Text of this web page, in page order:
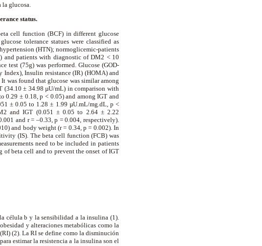
la glucosa.
status.
cell function (BCF) in different glucose
tolerance statues were classified as
(HTN); normoglicemic-patients
and patients with diagnostic of DM2 < 10
test (75g) was performed. Glucose (GOD-
Insulin resistance (IR) (HOMA) and
was found that glucose was similar among
(34.10 ± 34.98 µU/mL) in comparison with
0.29 ± 0.18, p < 0.05) and among IGT and
± 0.05 to 1.28 ± 1.99 µU.mL/mg.dL, p <
and IGT (0.051 ± 0.05 to 2.64 ± 2.22
and r = –0.33, p = 0.004, respectively).
and body weight (r = 0.34, p = 0.002). In
(IS). The beta cell function (FCB) was
need to be included in patients
beta cell and to prevent the onset of IGT
la célulab y la sensibilidad a la insulina (1).
y alteraciones metabólicas como la
(2). La RI se define como la disminución
estimar la resistencia a la insulina son el